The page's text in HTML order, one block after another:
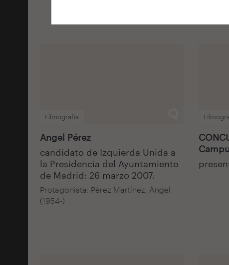
Filmografía
Angel Pérez
candidato de Izquierda Unida a
la Presidencia del Ayuntamiento
de Madrid: 26 marzo 2007.
Protagonista: Pérez Martínez, Ángel
(1954-)